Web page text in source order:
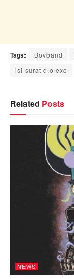
Tags: Boyband
isi surat d.o exo
Related Posts
NEWS